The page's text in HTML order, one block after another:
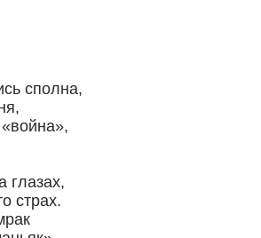
сполна,
глазах,
страх.